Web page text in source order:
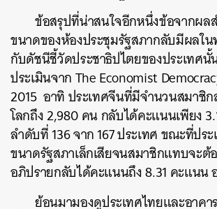
ข้อสรุปที่น่าสนใจอีกหนึ่งข้อจากผล
ขนาดของห้องประชุมรัฐสภากลับมีผลใ
กับดัชนีชี้วัดประชาธิปไตยของประเทศ
ประเมินจาก The Economist
2015 อาทิ ประเทศจีนที่มีจำนวนสมาชิ
โลกถึง 2,980 คน กลับได้คะแนนเพียง
ลำดับที่ 136 จาก 167 ประเทศ ขณะที่ปร
ขนาดรัฐสภาเล็กเสียจนสมาชิกแทบจะต้
อภิปรายกลับได้คะแนนถึง 8.31 คะแนน
ย้อนมามองดูประเทศไทยและอาค